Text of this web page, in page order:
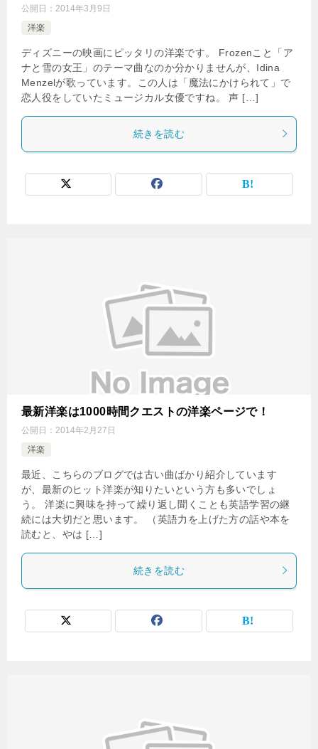
公開日： 2014年3月9日
洋楽
ディズニーの映画にピッタリの洋楽です。 Frozenこと「ア
ナと雪の女王」のテーマ曲なのか分かりませんが、Idina
Menzelが歌っています。この人は「魔法にかけられて」で
恋人役をしていたミュージカル女優ですね。 声 […]
続きを読む
最新洋楽は1000時間クエストの洋楽ページで！
公開日： 2014年2月27日
洋楽
最近、こちらのブログでは古い曲ばかり紹介しています
が、最新のヒット洋楽が知りたいという方も多いでしょ
う。 洋楽に興味を持って繰り返し聞くことも英語学習の継
続には大切だと思います。 （英語力を上げた方の話や本を
読むと、やは […]
続きを読む